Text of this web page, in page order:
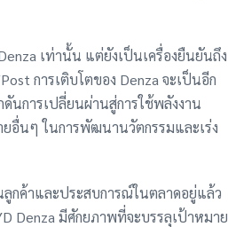
เท่านั้น แต่ยังเป็นเครื่องยืนยันถึง
การเติบโตของ Denza จะเป็นอีก
การเปลี่ยนผ่านสู่การใช้พลังงาน
ยอื่นๆ ในการพัฒนานวัตกรรมและเร่ง
กค้าและประสบการณ์ในตลาดอยู่แล้ว
Denza มีศักยภาพที่จะบรรลุเป้าหมาย